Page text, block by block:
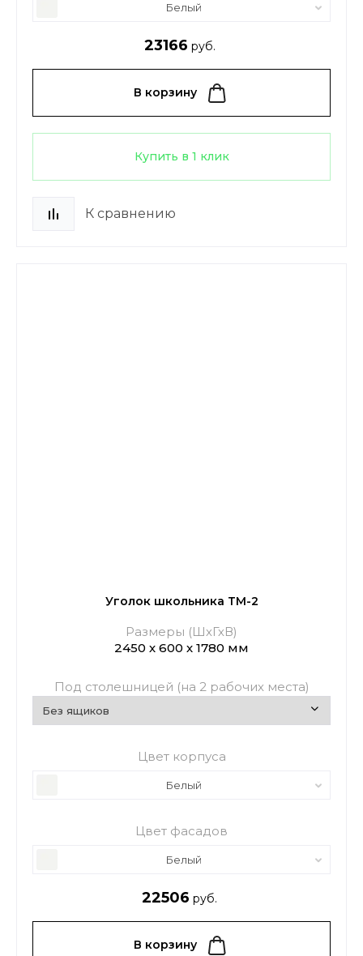
Белый
23166 руб.
В корзину
Купить в 1 клик
К сравнению
Уголок школьника ТМ-2
Размеры (ШхГхВ)
2450 х 600 х 1780 мм
Под столешницей (на 2 рабочих места)
Цвет корпуса
Белый
Цвет фасадов
Белый
22506 руб.
В корзину